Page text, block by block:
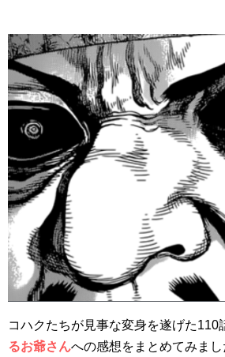
コハクたちが見事な変身を遂げた110
るお爺さんへの感想をまとめてみまし